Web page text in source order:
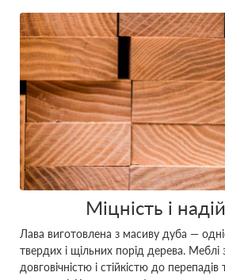
Міцність і
Лава виготовлена з масиву дуба —
твердих і щільних порід дерева. Меблі
довговічністю і стійкістю до